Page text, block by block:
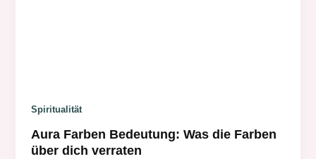
Spiritualität
Aura Farben Bedeutung: Was die Farben
über dich verraten